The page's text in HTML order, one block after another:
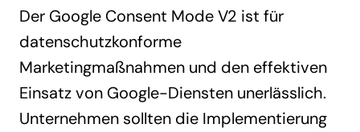
Der Google Consent Mode V2 ist für
datenschutzkonforme
Marketingmaßnahmen und den effektiven
Einsatz von Google-Diensten unerlässlich.
Unternehmen sollten die Implementierung